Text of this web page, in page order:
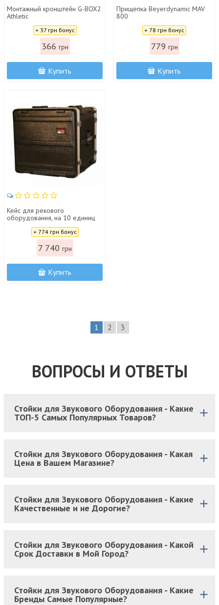
Монтажный кронштейн G-BOX2
Athletic
+ 37 грн бонус
366 грн
Купить
Прищепка Beyerdynamic MAV
800
+ 78 грн бонус
779 грн
Купить
Кейс для рекового
оборудования, на 10 единиц
(10U) GATOR GR-10L
+ 774 грн бонус
7 740 грн
Купить
1 2 3
ВОПРОСЫ И ОТВЕТЫ
Стойки для Звукового Оборудования - Какие
ТОП-5 Самых Популярных Товаров?
Стойки для Звукового Оборудования - Какая
Цена в Вашем Магазине?
Стойки для Звукового Оборудования - Какие
Качественные и не Дорогие?
Стойки для Звукового Оборудования - Какой
Срок Доставки в Мой Город?
Стойки для Звукового Оборудования - Какие
Бренды Самые Популярные?